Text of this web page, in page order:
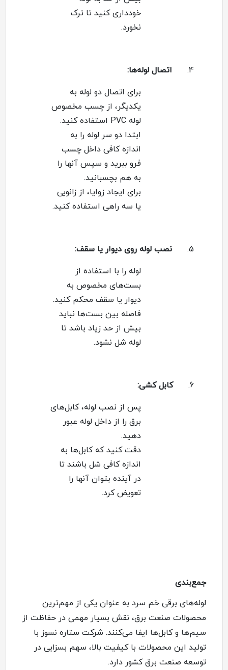
خودداری کنید تا ترک
نخورد.
4. اتصال لوله‌ها:
برای اتصال دو لوله به
یکدیگر، از چسب مخصوص
لوله
استفاده کنید.
ابتدا دو سر لوله را به
اندازه کافی داخل چسب
فرو ببرید و سپس آنها را
به هم بچسبانید.
برای ایجاد زوایا، از زانویی
یا سه راهی استفاده کنید.
5. نصب لوله روی دیوار یا سقف:
لوله را با استفاده از
بست‌های مخصوص به
دیوار یا سقف محکم کنید.
فاصله بین بست‌ها نباید
بیش از حد زیاد باشد تا
لوله شل نشود.
6. کابل کشی:
پس از نصب لوله، کابل‌های
برق را از داخل لوله عبور
دهید.
دقت کنید که کابل‌ها به
اندازه کافی شل باشند تا
در آینده بتوان آنها را
تعویض کرد.
جمع‌بندی
لوله‌های برقی خم سرد به عنوان یکی از مهم‌ترین
محصولات صنعت برق، نقش بسیار مهمی در حفاظت از
سیم‌ها و کابل‌ها ایفا می‌کنند. شرکت ستاره نسوز با
تولید این محصولات با کیفیت بالا، سهم بسزایی در
توسعه صنعت برق کشور دارد.